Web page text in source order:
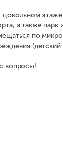
цокольном
а также
по
вопросы!